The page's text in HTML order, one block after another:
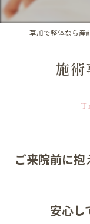
施
ご来院前に
安心し